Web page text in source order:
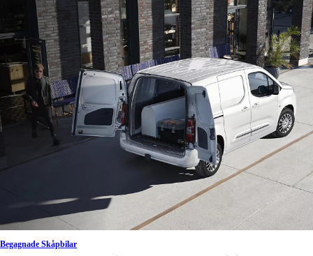
Begagnade Skåpbilar